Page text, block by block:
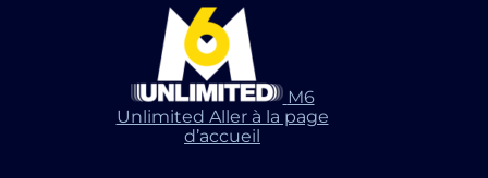
M6
Unlimited Aller à la page
d’accueil